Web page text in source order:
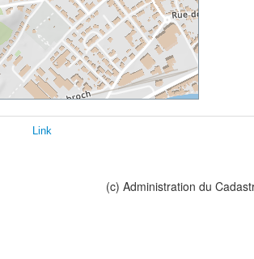
Link
(c) Administration du